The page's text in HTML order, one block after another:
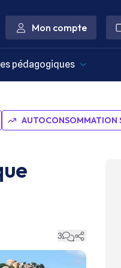
Mon compte
pédagogiques
AUTOCONSOMMATION
3